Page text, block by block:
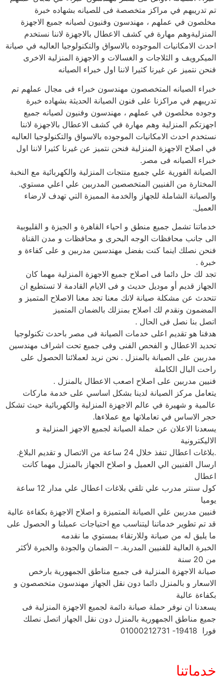
تم تدريبهم في مراكز متخصصة فى للصيانه بشهاده خبرة
مخلصون في عملهم ، مهندسون وفنيون لصيانه جميع الاجهزة
المنزليةوهم مهارة في كشف الاعطال بالاجهزة لاننا نستخدم
احدث الامكانيات الموجوده بالاسواق والتكنولوجيا العاليه في صيانة
الميكرويف و الثلاجات و الغسالات و الاجهزة المنزلية الاخرى
فنحن نتميز عن غيرنا كثيرا لاننا اول خبراء الصيانه
خبراء الصيانه المتخصصون مهندسون خبراء فى مجال عملهم تم
تدريبهم في مراكزنا على فنون الصيانة الحديثة بشهاده خبرة
وجوده مخلصون في عملهم ، مهندسون وفنيون لصيانه جميع
اجهزتكم المنزلية وهم مهارة في كشف الاعطال بالاجهزة لاننا
نستخدم احدث الامكانيات الموجوده بالاسواق والتكنولوجيا العاليه
في اصلاح الاجهزة المنزلية فنحن نتميز عن غيرنا كثيرا لاننا اول
خبراء الصيانه فى مصر.
الصيانة الفورية علي جميع منتجات المنزلية والكهربائية مع النخبة
المختارة من الفنيين المتخصصين المدربين علي اعلي مستوي.
والصيانة الشاملة للجهاز والخدمة المميزة التي تهدف لارضاء
العميل.
خدماتنا تشمل جميع منطق و احياء القاهرة و الجيزة و القليوبية
الى جانب محافظات الوجه البحرى و محافظات و مدن القناة
فنحن نصلك اينما كنت بفضل مهندسين مدربين و على كفاءة و
خبرة .
تجد لك حل دائما فى اصلاح جميع الاجهزة المنزلية مهما كان
الجهاز قديم أو موديل حديث و فى الايام القادمة لا تستطيع ان
تتحدث عن مشكلة صيانة لانك معنا تجد معنا الاصلاح المتميز و
المضمون ونقدم لك اصلاح بمنزلك بالضمان المتميز
اتصل بنا نصل فى الحال .
هدفنا هو تقديم اعلى خدمات الصيانة فى مصر باحدث تكنولوجيا
تحديد الاعطال و الفحص الفنى وفى جميع تحت اشراف مهندسين
مدربين على الصيانة بالمنزل . نحن نريد لعملائنا الحصول على
راحت البال الكاملة
فنيين مدربين على اصلاح اصعب الاعطال بالمنزل .
يتعامل مركز الصيانة لدينا بشكل اساسي على خدمة ماركات
عالمية و شهيرة في عالم الاجهزة المنزلية والكهربائية حيث تشكل
حجر الاساس في تعاملاتها مع عملاءها.
يسعدنا الاعلان عن حملة الصيانة لجميع الاجهز المنزلية و
الاليكترونية
.بلاغات اعطال تنفذ خلال 24 ساعة من الاتصال و تقديم البلاغ.
ارسال الفنيين الي العميل و اصلاح الجهاز بالمنزل مهما كانت
اعطال
كول سنتر مدرب علي تلقي بلاغات اعطال علي مدار 12 ساعة
يوميا
فنيين مدربين علي الصيانة المتميزة و اصلاح الاجهزة بكفاءة عالية
قد تم تطوير خدماتنا ليتناسب مع احتياجات عميلنا و الحصول على
ما يليق له من صيانة وللارتقاء بمستوي ما نقدمه
الخبرة العالية للفنيين المدربة. – الضمان والجودة والخبرة لأكثر
من 20 سنة
صيانة الاجهزة المنزلية فى جميع مناطق الجمهورية بارخص
الاسعار و بالمنزل دائما دون نقل الجهاز مهندسون متخصصون و
بكفاءة عالية
يسعدنا ان نوفر حملة صيانة دائمة لجميع الاجهزة المنزلية فى
جميع مناطق الجمهورية بالمنزل دون نقل الجهاز اتصل نصلك
فورا 19418- 01000212731
خدماتنا